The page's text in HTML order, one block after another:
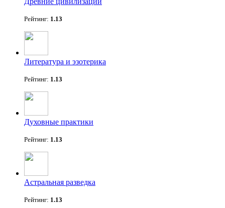
Рейтинг: 1.13
Литература и эзотерика
Рейтинг: 1.13
Духовные практики
Рейтинг: 1.13
Астральная разведка
Рейтинг: 1.13